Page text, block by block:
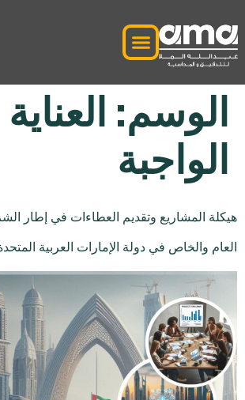
الوسم: العناية
الواجبة
هيكلة المشاريع وتقديم العطاءات في إطار
العام والخاص في دولة الإمارات العربية